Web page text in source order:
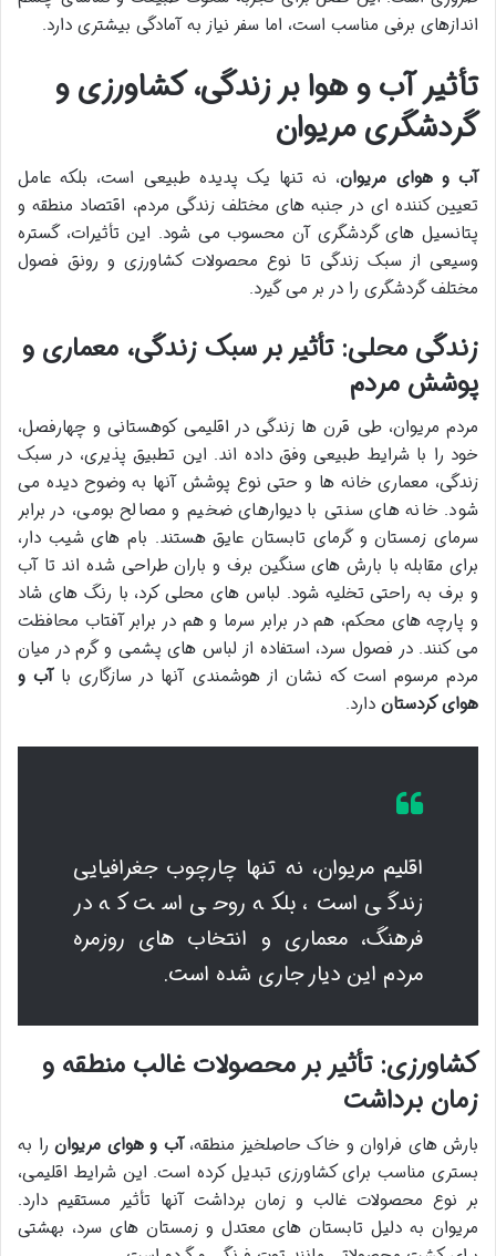
اندازهای برفی مناسب است، اما سفر نیاز به آمادگی بیشتری دارد.
تأثیر آب و هوا بر زندگی، کشاورزی و
گردشگری مریوان
آب و هوای مریوان، نه تنها یک پدیده طبیعی است، بلکه عامل
تعیین کننده ای در جنبه های مختلف زندگی مردم، اقتصاد منطقه و
پتانسیل های گردشگری آن محسوب می شود. این تأثیرات، گستره
وسیعی از سبک زندگی تا نوع محصولات کشاورزی و رونق فصول
مختلف گردشگری را در بر می گیرد.
زندگی محلی: تأثیر بر سبک زندگی، معماری و
پوشش مردم
مردم مریوان، طی قرن ها زندگی در اقلیمی کوهستانی و چهارفصل،
خود را با شرایط طبیعی وفق داده اند. این تطبیق پذیری، در سبک
زندگی، معماری خانه ها و حتی نوع پوشش آنها به وضوح دیده می
شود. خانه های سنتی با دیوارهای ضخیم و مصالح بومی، در برابر
سرمای زمستان و گرمای تابستان عایق هستند. بام های شیب دار،
برای مقابله با بارش های سنگین برف و باران طراحی شده اند تا آب
و برف به راحتی تخلیه شود. لباس های محلی کرد، با رنگ های شاد
و پارچه های محکم، هم در برابر سرما و هم در برابر آفتاب محافظت
می کنند. در فصول سرد، استفاده از لباس های پشمی و گرم در میان
مردم مرسوم است که نشان از هوشمندی آنها در سازگاری باآب و
هوای کردستان دارد.
اقلیم مریوان، نه تنها چارچوب جغرافیایی
زندگی است، بلکه روحی است که در
فرهنگ، معماری و انتخاب های روزمره
مردم این دیار جاری شده است.
کشاورزی: تأثیر بر محصولات غالب منطقه و
زمان برداشت
بارش های فراوان و خاک حاصلخیز منطقه،آب و هوای مریوان را به
بستری مناسب برای کشاورزی تبدیل کرده است. این شرایط اقلیمی،
بر نوع محصولات غالب و زمان برداشت آنها تأثیر مستقیم دارد.
مریوان به دلیل تابستان های معتدل و زمستان های سرد، بهشتی